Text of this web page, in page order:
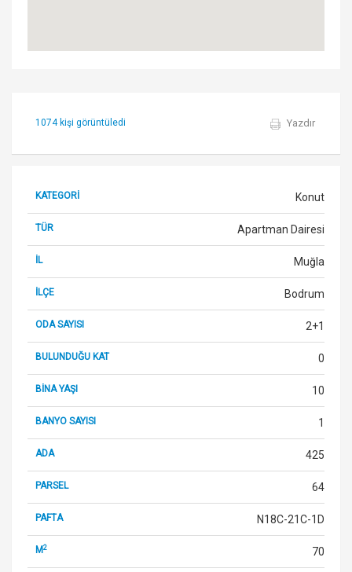
1074 kişi görüntüledi Yazdır
KATEGORİ Konut
TÜR Apartman Dairesi
İL Muğla
İLÇE Bodrum
ODA SAYISI 2+1
BULUNDUĞU KAT 0
BİNA YAŞI 10
BANYO SAYISI 1
ADA 425
PARSEL 64
PAFTA N18C-21C-1D
M 2 70